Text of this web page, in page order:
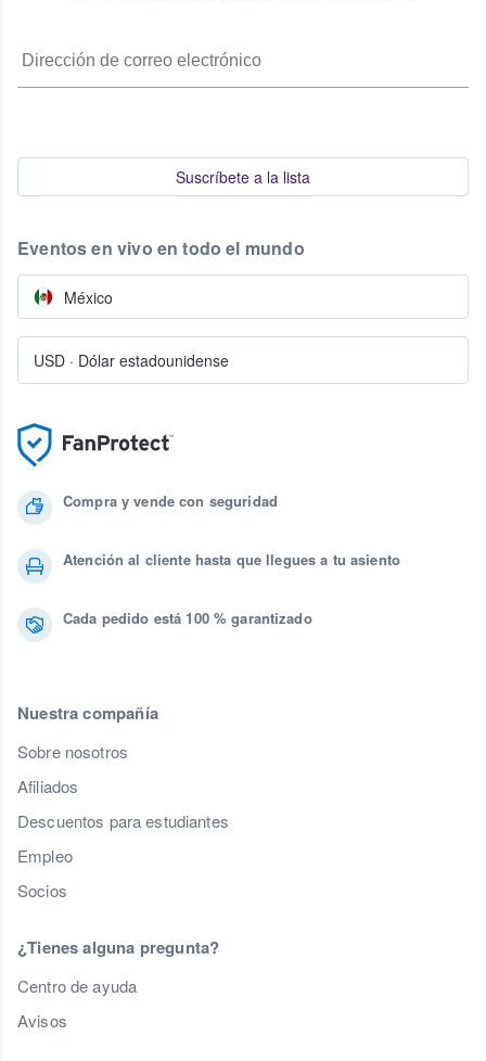
Suscríbete a la lista
Compra y vende con seguridad
Atención al cliente hasta que llegues a tu asiento
Cada pedido está 100 % garantizado
Nuestra compañía
Sobre nosotros
Afiliados
Descuentos para estudiantes
Empleo
Socios
¿Tienes alguna pregunta?
Centro de ayuda
Avisos
Eventos en vivo en todo el mundo
México
USD · Dólar estadounidense